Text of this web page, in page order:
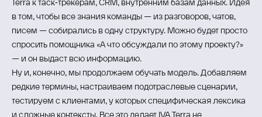
Terra к таск‑трекерам, CRM, внутренним базам данных. Идея
в том, чтобы все знания команды — из разговоров, чатов,
писем — собирались в одну структуру. Можно будет просто
спросить помощника «А что обсуждали по этому проекту?»
— и он выдаст всю информацию.
Ну и, конечно, мы продолжаем обучать модель. Добавляем
редкие термины, настраиваем подотраслевые сценарии,
тестируем с клиентами, у которых специфическая лексика
и сложные контексты. Все это делает IVA Terra не